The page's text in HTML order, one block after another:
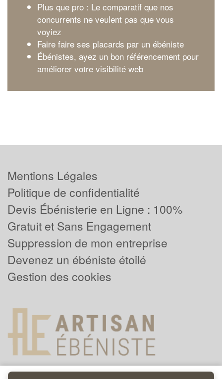
Plus que pro : Le comparatif que nos
concurrents ne veulent pas que vous
voyiez
Faire faire ses placards par un ébéniste
Ébénistes, ayez un bon référencement pour
améliorer votre visibilité web
Mentions Légales
Politique de confidentialité
Devis Ébénisterie en Ligne : 100%
Gratuit et Sans Engagement
Suppression de mon entreprise
Devenez un ébéniste étoilé
Gestion des cookies